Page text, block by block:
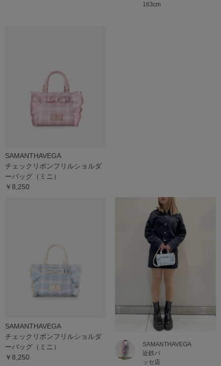
163cm
SAMANTHAVEGA
チェックリボンフリルショルダ
ーバッグ（ミニ）
￥8,250
SAMANTHAVEGA
チェックリボンフリルショルダ
ーバッグ（ミニ）
￥8,250
SAMANTHAVEGA
近鉄パ
ッセ店